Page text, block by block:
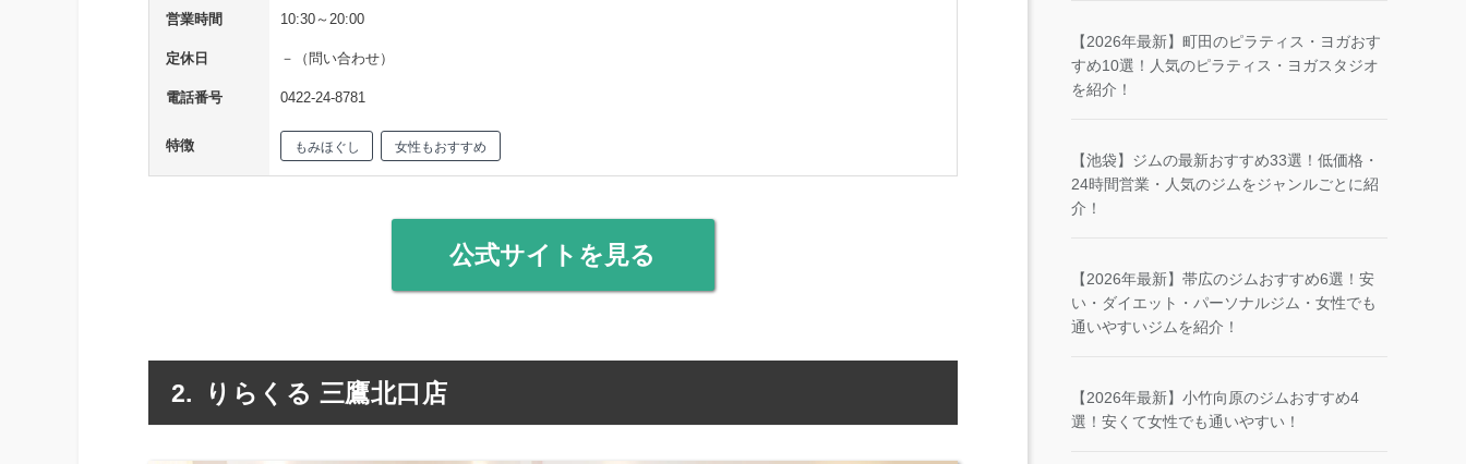
営業時間 10:30～20:00
定休日 －（問い合わせ）
電話番号 0422-24-8781
特徴 もみほぐし 女性もおすすめ
公式サイトを見る
りらくる 三鷹北口店
【2026年最新】町田のピラティス・ヨガおす
すめ10選！人気のピラティス・ヨガスタジオ
を紹介！
【池袋】ジムの最新おすすめ33選！低価格・
24時間営業・人気のジムをジャンルごとに紹
介！
【2026年最新】帯広のジムおすすめ6選！安
い・ダイエット・パーソナルジム・女性でも
通いやすいジムを紹介！
【2026年最新】小竹向原のジムおすすめ4
選！安くて女性でも通いやすい！